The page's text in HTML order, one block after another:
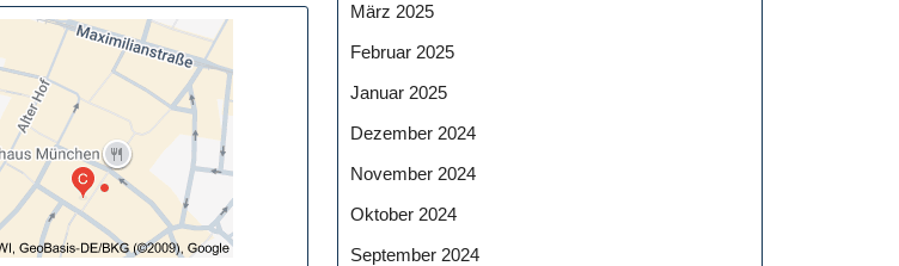
März 2025
Februar 2025
Januar 2025
Dezember 2024
November 2024
Oktober 2024
September 2024